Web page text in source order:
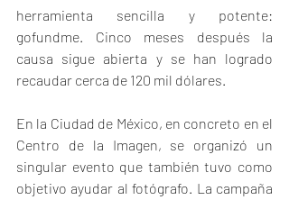
gofundme. Cinco meses después la
causa sigue abierta y se han logrado
recaudar cerca de 120 mil dólares.
En la Ciudad de México, en concreto en el
Centro de la Imagen, se organizó un
singular evento que también tuvo como
objetivo ayudar al fotógrafo. La campaña